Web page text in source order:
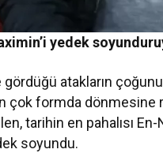
yedek
atakların
çok formda dönmesine
tarihin en pahalısı
soyundu.